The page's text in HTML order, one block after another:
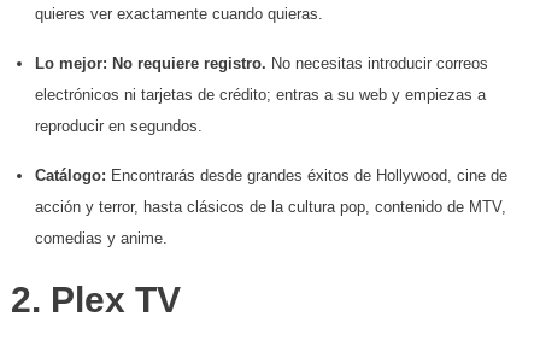
quieres ver exactamente cuando quieras.
Lo mejor: No requiere registro. No necesitas introducir correos
electrónicos ni tarjetas de crédito; entras a su web y empiezas a
reproducir en segundos.
Catálogo: Encontrarás desde grandes éxitos de Hollywood, cine de
acción y terror, hasta clásicos de la cultura pop, contenido de MTV,
comedias y anime.
​2. Plex TV